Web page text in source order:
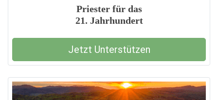
Priester für das
21. Jahrhundert
Jetzt Unterstützen